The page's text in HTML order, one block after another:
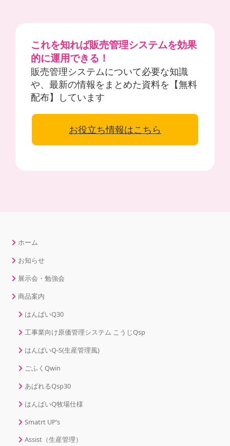
これを知れば販売管理システムを効果
的に運用できる！
販売管理システムについて必要な知識
や、最新の情報をまとめた資料を【無料
配布】しています
お役立ち情報はこちら
ホーム
お知らせ
展示会・勉強会
商品案内
はんばいQ30
工事業向け原価管理システム こうじQsp
はんばいQ-S(生産管理風)
ごふくQwin
あぱれるQsp30
はんばいQ牧場仕様
Smatrt UP’s
Assist（生産管理）